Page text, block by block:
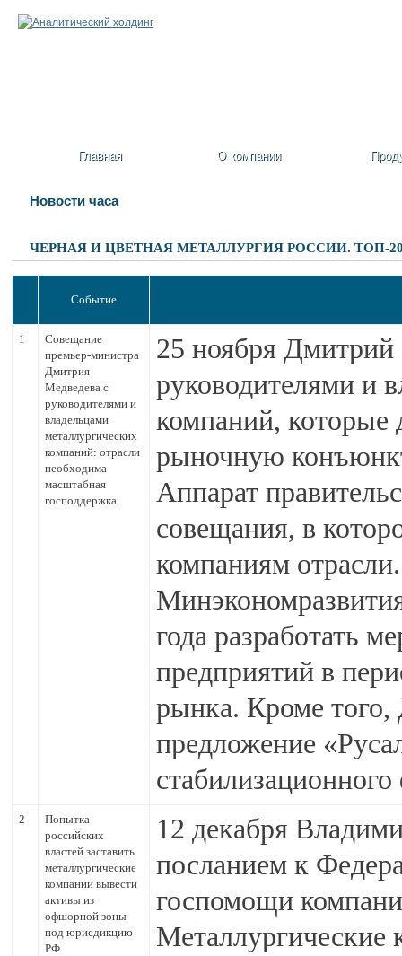
Главная О компании
Новости часа
ЧЕРНАЯ И ЦВЕТНАЯ МЕТАЛЛУРГИЯ РОССИИ. ТОП-
Событие
1
Совещание
премьер-министра
Дмитрия
Медведева с
руководителями и
владельцами
металлургических
компаний: отрасли
необходима
масштабная
господдержка
25 ноября Дмитрий
руководителями и
компаний, которые
рыночную
Аппарат
совещания, в
компаниям
года разработать
предприятий в
рынка. Кроме
предложение
2
Попытка
российских
властей заставить
металлургические
компании вывести
активы из
офшорной зоны
под юрисдикцию
РФ
12 декабря
посланием к
госпомощи
Металлургические